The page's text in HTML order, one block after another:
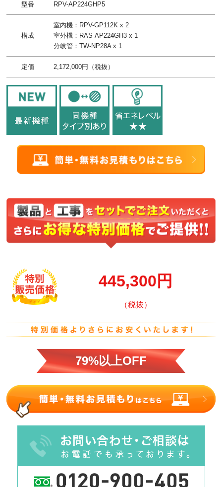
型番 RPV-AP224GHP5
構成
室内機：RPV-GP112K x 2
室外機：RAS-AP224GH3 x 1
分岐管：TW-NP28A x 1
定価 2,172,000円（税抜）
445,300円
（税抜）
79%以上OFF